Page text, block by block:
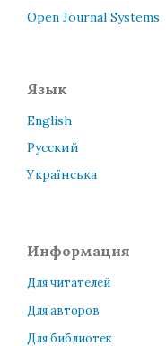
Open Journal Systems
Язык
English
Русский
Українська
Информация
Для читателей
Для авторов
Для библиотек